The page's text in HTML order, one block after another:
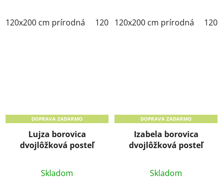
120x200 cm prírodná 120x200 cm morenie dub
120x200 cm prírodná
DOPRAVA ZADARMO
Lujza borovica
dvojlôžková posteľ
Skladom
DOPRAVA ZADARMO
Izabela borovica
dvojlôžková posteľ
Skladom